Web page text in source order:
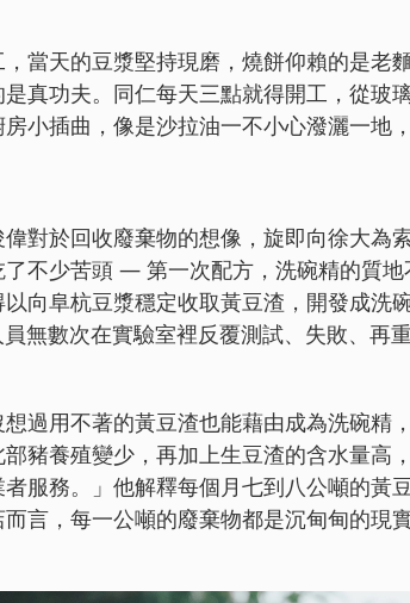
當天的豆漿堅持現磨，燒餅仰賴的是老
真功夫。同仁每天三點就得開工，從玻
小插曲，像是沙拉油一不小心潑灑一地
對於回收廢棄物的想像，旋即向徐大為
不少苦頭 — 第一次配方，洗碗精的質地
向阜杭豆漿穩定收取黃豆渣，開發成洗
無數次在實驗室裡反覆測試、失敗、再
過用不著的黃豆渣也能藉由成為洗碗精
豬養殖變少，再加上生豆渣的含水量高
服務。」他解釋每個月七到八公噸的黃
言，每一公噸的廢棄物都是沉甸甸的現